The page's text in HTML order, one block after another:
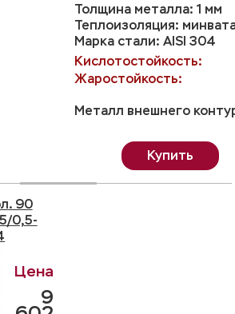
Толщина металла: 1 мм
Теплоизоляция:
Марка стали: AISI 304
Кислотостойкость:
Жаростойкость:
Металл внешнего
Купить
90
0,5-
9